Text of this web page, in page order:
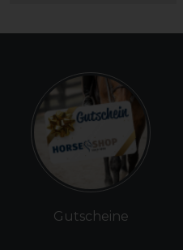
Gutscheine